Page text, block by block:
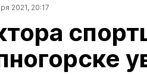
2021, 20:17